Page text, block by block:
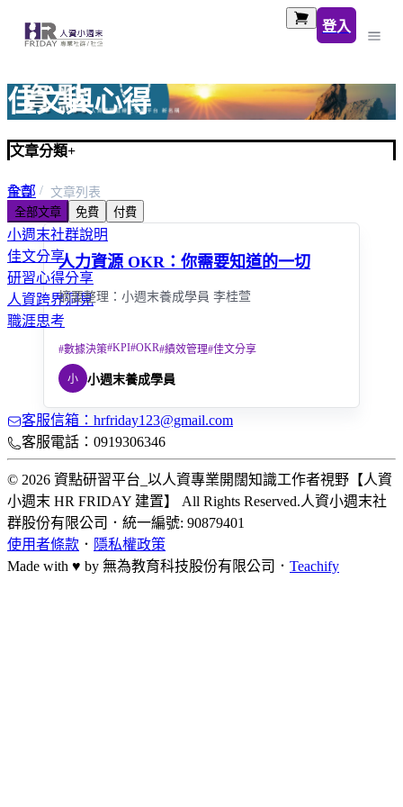
登入
佳文與心得
文章分類+
全部
人資小百科
小週末社群說明
佳文分享
研習心得分享
人資跨界洞見
職涯思考
首頁
文章列表
全部文章
免費 付費
人力資源 OKR：你需要知道的一切
摘要整理：小週末養成學員 李桂萱
#數據決策#KPI#OKR#績效管理#佳文分享
小 小週末養成學員
客服信箱：hrfriday123@gmail.com
客服電話：0919306346
© 2026 資點研習平台_以人資專業開闊知識工作者視野【人資
小週末 HR FRIDAY 建置】 All Rights Reserved.人資小週末社
群股份有限公司 ． 統一編號: 90879401
使用者條款 ． 隱私權政策
Made with ♥ by 無為教育科技股份有限公司． Teachify